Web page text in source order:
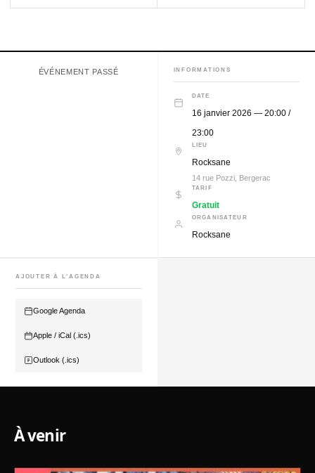
ÉVÉNEMENT PASSÉ INFORMATIONS
DATE
16 janvier 2026 — 20:00 /
23:00
LIEU
Rocksane
14 rue Pozzi, Bergerac
TARIF
Gratuit
ORGANISATEUR
Rocksane
AJOUTER À L'AGENDA
Google Agenda
Apple / iCal (.ics)
Outlook (.ics)
À venir